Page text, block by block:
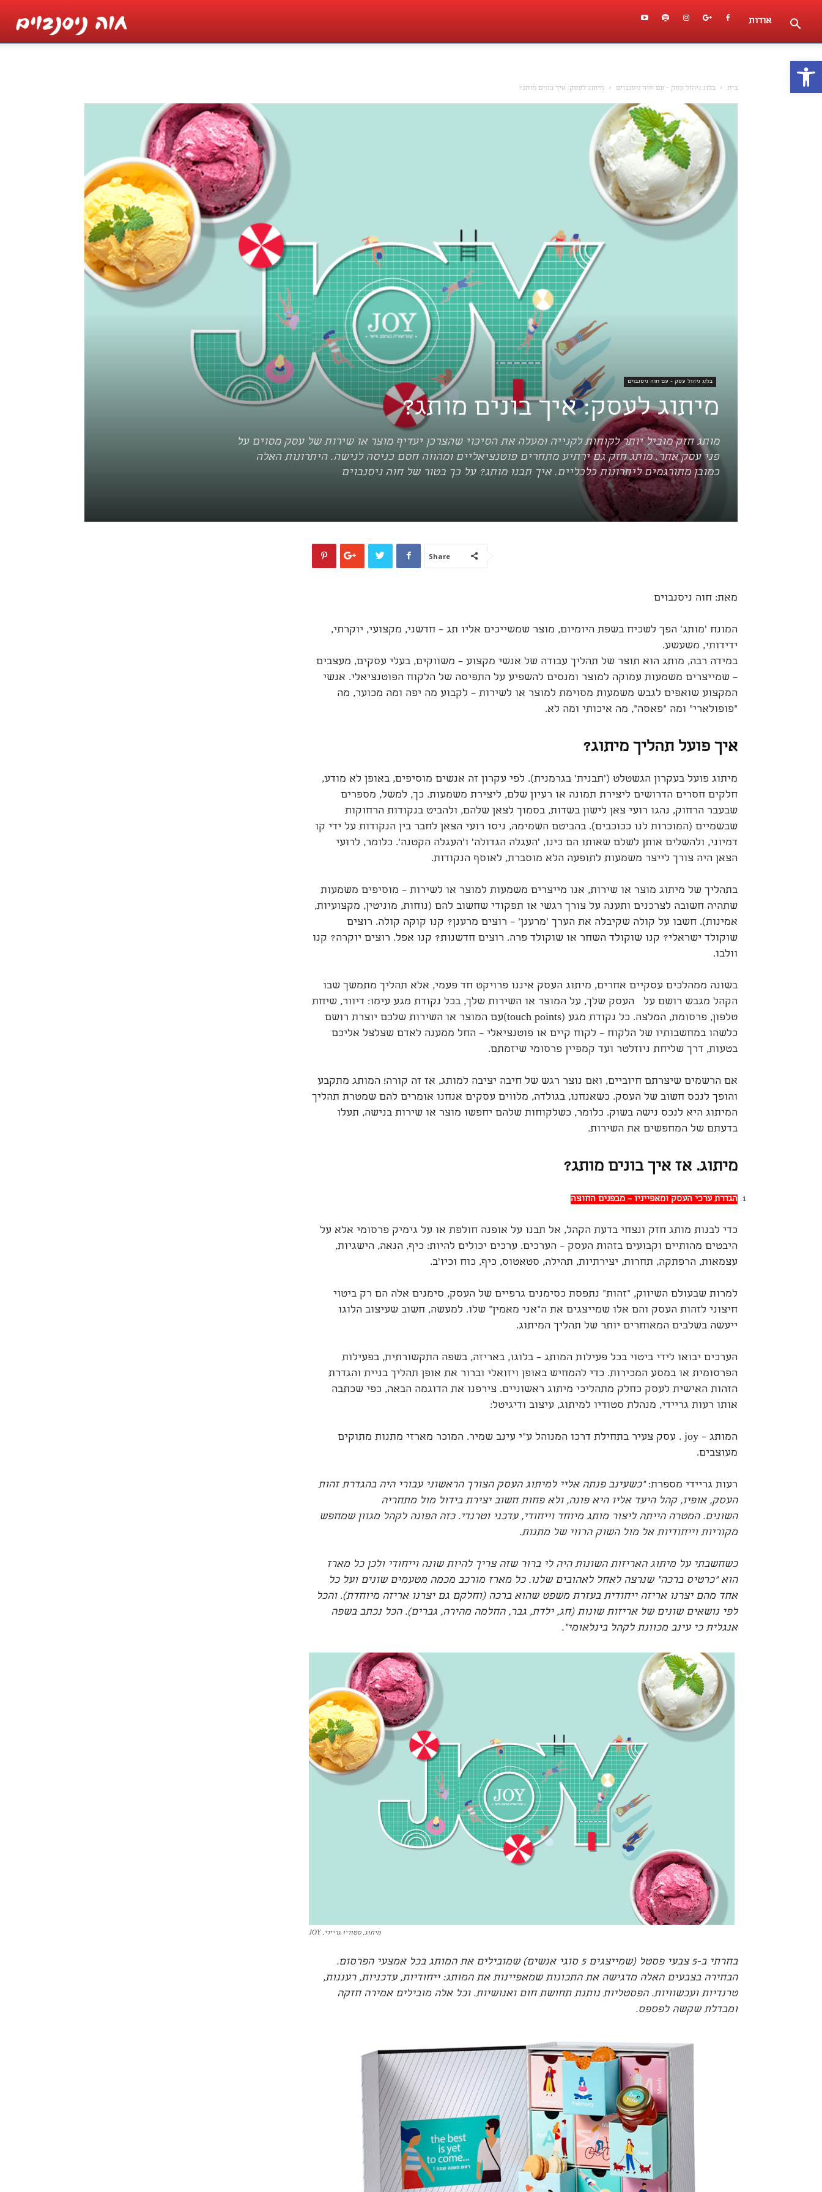
פתח סרגל נגישות
אודות
בית בלוג ניהול עסק - עם חוה ניסנבוים מיתוג לעסק: איך בונים מותג?
בלוג ניהול עסק - עם חוה ניסנבוים
מיתוג לעסק: איך בונים מותג?
מותג חזק מוביל יותר לקוחות לקנייה ומעלה את הסיכוי שהצרכן יעדיף מוצר או שירות של עסק מסוים על
פני עסק אחר. מותג חזק גם ירתיע מתחרים פוטנציאליים ומהווה חסם כניסה לנישה. היתרונות האלה
כמובן מתורגמים ליתרונות כלכליים. איך תבנו מותג? על כך בטור של חוה ניסנבוים
Share
מאת: חוה ניסנבוים
המונח 'מותג' הפך לשכיח בשפת היומיום, מוצר שמשייכים אליו תג – חדשני, מקצועי, יוקרתי,
ידידותי, משעשע.
במידה רבה, מותג הוא תוצר של תהליך עבודה של אנשי מקצוע – משווקים, בעלי עסקים, מעצבים
– שמייצרים משמעות עמוקה למוצר ומנסים להשפיע על התפיסה של הלקוח הפוטנציאלי. אנשי
המקצוע שואפים לגבש משמעות מסוימת למוצר או לשירות – לקבוע מה יפה ומה מכוער, מה
"פופולארי" ומה "פאסה", מה איכותי ומה לא.
איך פועל תהליך מיתוג?
מיתוג פועל בעקרון הגשטלט ('תבנית' בגרמנית). לפי עקרון זה אנשים מוסיפים, באופן לא מודע,
חלקים חסרים הדרושים ליצירת תמונה או רעיון שלם, ליצירת משמעות. כך, למשל, מספרים
שבעבר הרחוק, נהגו רועי צאן לישון בשדות, בסמוך לצאן שלהם, ולהביט בנקודות הרחוקות
שבשמיים (המוכרות לנו ככוכבים). בהביטם השמימה, ניסו רועי הצאן לחבר בין הנקודות על ידי קו
דמיוני, ולהשלים אותן לשלם שאותו הם כינו, 'העגלה הגדולה' ו'העגלה הקטנה'. כלומר, לרועי
הצאן היה צורך לייצר משמעות לתופעה הלא מוסברת, לאוסף הנקודות.
בתהליך של מיתוג מוצר או שירות, אנו מייצרים משמעות למוצר או לשירות – מוסיפים משמעות
שתהיה חשובה לצרכנים ותענה על צורך רגשי או תפקודי שחשוב להם (נוחות, מוניטין, מקצועיות,
אמינות). חשבו על קולה שקיבלה את הערך 'מרענן' – רוצים מרענן? קנו קוקה קולה. רוצים
שוקולד ישראלי? קנו שוקולד השחר או שוקולד פרה. רוצים חדשנות? קנו אפל. רוצים יוקרה? קנו
וולבו.
בשונה ממהלכים עסקיים אחרים, מיתוג העסק איננו פרויקט חד פעמי, אלא תהליך מתמשך שבו
הקהל מגבש רושם על העסק שלך, על המוצר או השירות שלך, בכל נקודת מגע עימו: דיוור, שיחת
טלפון, פרסומת, המלצה. כל נקודת מגע (touch points)עם המוצר או השירות שלכם יוצרת רושם
כלשהו במחשבותיו של הלקוח – לקוח קיים או פוטנציאלי – החל ממענה לאדם שצלצל אליכם
בטעות, דרך שליחת ניוזלטר ועד קמפיין פרסומי שיזמתם.
אם הרשמים שיצרתם חיוביים, ואם נוצר רגש של חיבה יציבה למותג, אז זה קורה! המותג מתקבע
והופך לנכס חשוב של העסק. כשאנחנו, בגולדה, מלווים עסקים אנחנו אומרים להם שמטרת תהליך
המיתוג היא לנכס נישה בשוק. כלומר, כשלקוחות שלהם יחפשו מוצר או שירות בנישה, תעלו
בדעתם של המחפשים את השירות.
מיתוג. אז איך בונים מותג?
הגדרת ערכי העסק ומאפייניו – מבפנים החוצה
כדי לבנות מותג חזק ונצחי בדעת הקהל, אל תבנו על אופנה חולפת או על גימיק פרסומי אלא על
היבטים מהותיים וקבועים בזהות העסק – הערכים. ערכים יכולים להיות: כיף, הנאה, הישגיות,
עצמאות, הרפתקה, תחרות, יצירתיות, תהילה, סטאטוס, כיף, כוח וכיו'ב.
למרות שבעולם השיווק, "זהות" נתפסת כסימנים גרפיים של העסק, סימנים אלה הם רק ביטוי
חיצוני לזהות העסק והם אלו שמייצגים את ה"אני מאמין" שלו. למעשה, חשוב שעיצוב הלוגו
ייעשה בשלבים המאוחרים יותר של תהליך המיתוג.
הערכים יבואו לידי ביטוי בכל פעילות המותג – בלוגו, באריזה, בשפה התקשורתית, בפעילות
הפרסומית או במסע המכירות. כדי להמחיש באופן ויזואלי וברור את אופן תהליך בניית והגדרת
הזהות האישית לעסק כחלק מתהליכי מיתוג ראשוניים. צירפנו את הדוגמה הבאה, כפי שכתבה
אותו רעות גריידי, מנהלת סטודיו למיתוג, עיצוב ודיגיטל:
המותג – joy . עסק צעיר בתחילת דרכו המנוהל ע”י עינב שמיר. המוכר מארזי מתנות מתוקים
מעוצבים.
רעות גריידי מספרת:“כשעינב פנתה אליי למיתוג העסק הצורך הראשוני עבורי היה בהגדרת זהות
העסק, אופיו, קהל היעד אליו היא פונה, ולא פחות חשוב יצירת בידול מול מתחריה
השונים. המטרה הייתה ליצור מותג מיוחד וייחודי, עדכני וטרנדי. כזה הפונה לקהל מגוון שמחפש
מקוריות וייחודיות אל מול השוק הרווי של מתנות.
כשחשבתי על מיתוג האריזות השונות היה לי ברור שזה צריך להיות שונה וייחודי ולכן כל מארז
הוא ״כרטיס ברכה״ שנרצה לאחל לאהובים שלנו. כל מארז מורכב מכמה מטעמים שונים ועל כל
אחד מהם יצרנו אריזה ייחודית בעזרת משפט שהוא ברכה (וחלקם גם יצרנו אריזה מיוחדת). והכל
לפי נושאים שונים של אריזות שונות (חג, ילדת, גבר, החלמה מהירה, גברים). הכל נכתב בשפה
אנגלית כי עינב מכוונת לקהל בינלאומי".
מיתוג, סטודיו גריידי, JOY
בחרתי ב-5 צבעי פסטל (שמייצגים 5 סוגי אנשים) שמובילים את המותג בכל אמצעי הפרסום.
הבחירה בצבעים האלה מדגישה את התכונות שמאפיינות את המותג: ייחודיות, עדכניות, רעננות,
טרנדיות ועכשוויות. הפסטליות נותנת תחושת חום ואנושיות. וכל אלה מובילים אמירה חזקה
ומבדלת שקשה לפספס.